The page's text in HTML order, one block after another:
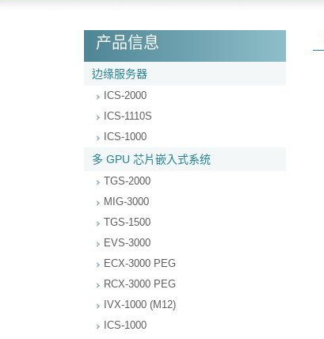
产品信息
边缘服务器
ICS-2000
ICS-1110S
ICS-1000
多 GPU 芯片嵌入式系统
TGS-2000
MIG-3000
TGS-1500
EVS-3000
ECX-3000 PEG
RCX-3000 PEG
IVX-1000 (M12)
ICS-1000